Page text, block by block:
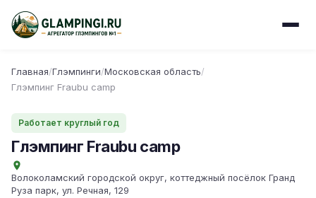
Главная/Глэмпинги/Московская область/
Глэмпинг Fraubu camp
Работает круглый год
Глэмпинг Fraubu camp
Волоколамский городской округ, коттеджный посёлок Гранд
Руза парк, ул. Речная, 129